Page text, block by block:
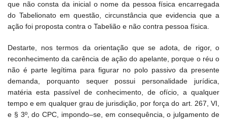
que não consta da inicial o nome da pessoa física encarregada
do Tabelionato em questão, circunstância que evidencia que a
ação foi proposta contra o Tabelião e não contra pessoa física.
Destarte, nos termos da orientação que se adota, de rigor, o
reconhecimento da carência de ação do apelante, porque o réu o
não é parte legítima para figurar no polo passivo da presente
demanda, porquanto sequer possui personalidade jurídica,
matéria esta passível de conhecimento, de ofício, a qualquer
tempo e em qualquer grau de jurisdição, por força do art. 267, VI,
e § 3º, do CPC, impondo–se, em consequência, o julgamento de